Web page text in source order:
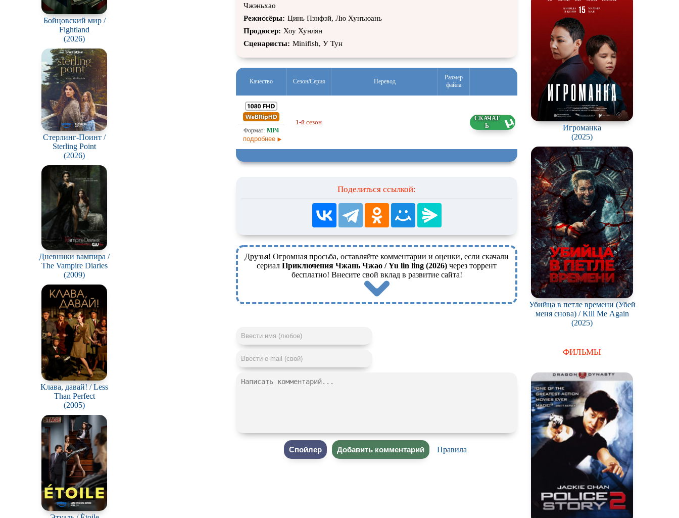
Бойцовский мир /
Fightland
(2026)
Стерлинг-Поинт /
Sterling Point
(2026)
Дневники вампира /
The Vampire Diaries
(2009)
Клава, давай! / Less
Than Perfect
(2005)
Чжэньхао
Режиссёры: Цинь Пэнфэй, Лю Хунъюань
Продюсер: Хоу Хунлян
Сценаристы: Minifish, У Тун
Качество Сезон/Серия Перевод
Размер
файла
подробнее
1-й сезон
Поделиться ссылкой:
Друзья! Огромная просьба, оставляйте комментарии и оценки, если скачали
сериал Приключения Чжань Чжао / Yu lin ling (2026) через торрент
бесплатно! Внесите свой вклад в развитие сайта!
Правила
Игроманка
(2025)
Убийца в петле времени (Убей
меня снова) / Kill Me Again
(2025)
ФИЛЬМЫ